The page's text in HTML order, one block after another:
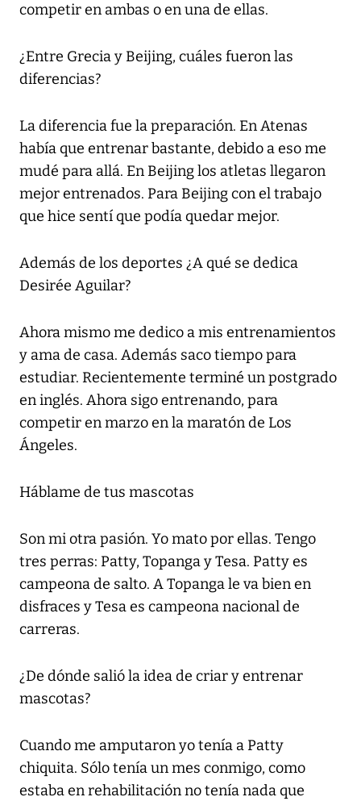
competir en ambas o en una de ellas.
¿Entre Grecia y Beijing, cuáles fueron las
diferencias?
La diferencia fue la preparación. En Atenas
había que entrenar bastante, debido a eso me
mudé para allá. En Beijing los atletas llegaron
mejor entrenados. Para Beijing con el trabajo
que hice sentí que podía quedar mejor.
Además de los deportes ¿A qué se dedica
Desirée Aguilar?
Ahora mismo me dedico a mis entrenamientos
y ama de casa. Además saco tiempo para
estudiar. Recientemente terminé un postgrado
en inglés. Ahora sigo entrenando, para
competir en marzo en la maratón de Los
Ángeles.
Háblame de tus mascotas
Son mi otra pasión. Yo mato por ellas. Tengo
tres perras: Patty, Topanga y Tesa. Patty es
campeona de salto. A Topanga le va bien en
disfraces y Tesa es campeona nacional de
carreras.
¿De dónde salió la idea de criar y entrenar
mascotas?
Cuando me amputaron yo tenía a Patty
chiquita. Sólo tenía un mes conmigo, como
estaba en rehabilitación no tenía nada que